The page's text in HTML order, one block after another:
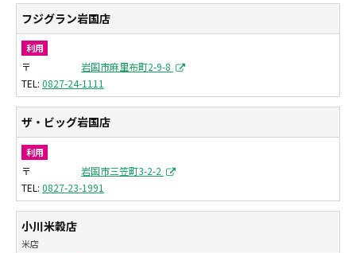
フジグラン岩国店
利用
〒
岩国市麻里布町2-9-8
0827-24-1111
ザ・ビッグ岩国店
利用
〒
岩国市三笠町3-2-2
0827-23-1991
小川米穀店
米店